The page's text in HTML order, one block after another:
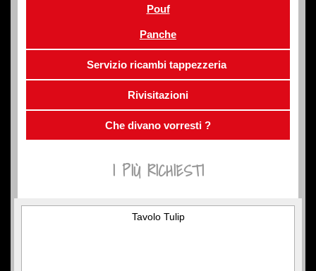
Pouf
Panche
Servizio ricambi tappezzeria
Rivisitazioni
Che divano vorresti ?
I PIÙ RICHIESTI
Tavolo Tulip